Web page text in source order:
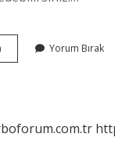
Kime
Yorum Bırak